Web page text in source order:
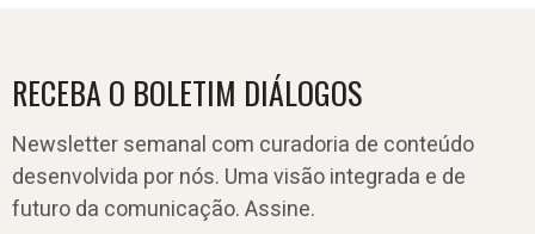
RECEBA O BOLETIM DIÁLOGOS
Newsletter semanal com curadoria de conteúdo
desenvolvida por nós. Uma visão integrada e de
futuro da comunicação. Assine.